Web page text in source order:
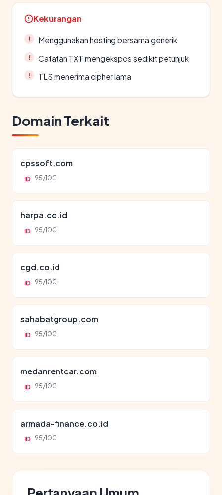
Kekurangan
Menggunakan hosting bersama generik
Catatan TXT mengekspos sedikit petunjuk
TLS menerima cipher lama
Domain Terkait
cpssoft.com
ID 95/100
harpa.co.id
ID 95/100
cgd.co.id
ID 95/100
sahabatgroup.com
ID 95/100
medanrentcar.com
ID 95/100
armada-finance.co.id
ID 95/100